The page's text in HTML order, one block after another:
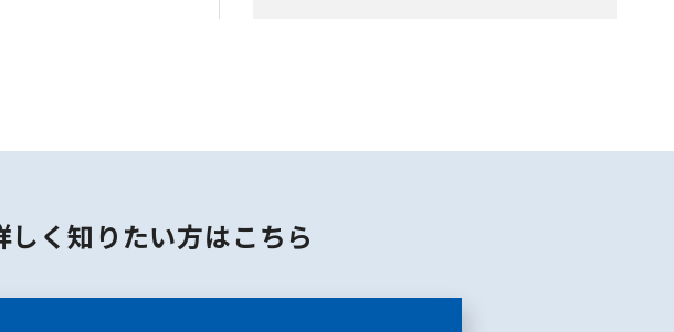
く知りたい方はこちら